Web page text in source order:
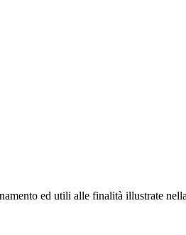
ed utili alle finalità illustrate nella